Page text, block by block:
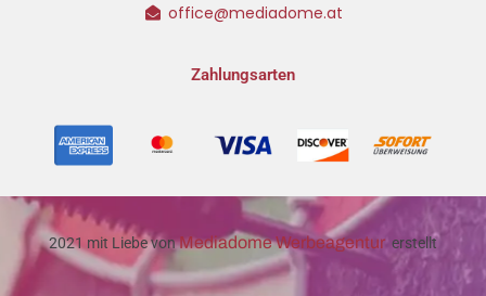
office@mediadome.at
Zahlungsarten
2021 mit Liebe vonMediadome Werbeagentur erstellt